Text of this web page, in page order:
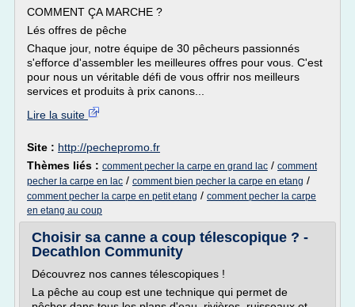
COMMENT ÇA MARCHE ?
Lés offres de pêche
Chaque jour, notre équipe de 30 pêcheurs passionnés
s'efforce d'assembler les meilleures offres pour vous. C'est
pour nous un véritable défi de vous offrir nos meilleurs
services et produits à prix canons...
Lire la suite
Site : http://pechepromo.fr
Thèmes liés : comment pecher la carpe en grand lac / comment
pecher la carpe en lac / comment bien pecher la carpe en etang /
comment pecher la carpe en petit etang / comment pecher la carpe
en etang au coup
Choisir sa canne a coup télescopique ? -
Decathlon Community
Découvrez nos cannes télescopiques !
La pêche au coup est une technique qui permet de